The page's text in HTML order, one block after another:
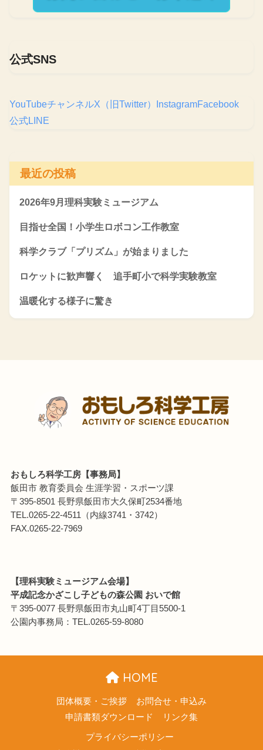
公式SNS
YouTubeチャンネルX（旧Twitter） InstagramFacebook
公式LINE
最近の投稿
2026年9月理科実験ミュージアム
目指せ全国！小学生ロボコン工作教室
科学クラブ「プリズム」が始まりました
ロケットに歓声響く 追手町小で科学実験教室
温暖化する様子に驚き
おもしろ科学工房【事務局】
飯田市 教育委員会 生涯学習・スポーツ課
〒395-8501 長野県飯田市大久保町2534番地
TEL.0265-22-4511（内線3741・3742）
FAX.0265-22-7969
【理科実験ミュージアム会場】
平成記念かざこし子どもの森公園 おいで館
〒395-0077 長野県飯田市丸山町4丁目5500-1
公園内事務局：TEL.0265-59-8080
HOME
団体概要・ご挨拶
お問合せ・申込み
申請書類ダウンロード
リンク集
プライバシーポリシー